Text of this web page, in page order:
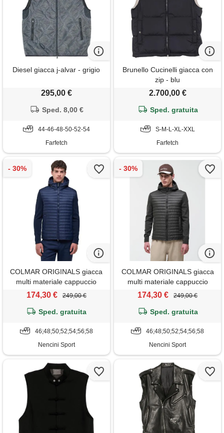
Diesel giacca j-alvar - grigio
295,00 €
Sped. 8,00 €
44-46-48-50-52-54
Farfetch
Brunello Cucinelli giacca con
zip - blu
2.700,00 €
Sped. gratuita
S-M-L-XL-XXL
Farfetch
COLMAR ORIGINALS giacca
multi materiale cappuccio
smanicato uomo
174,30 € 249,00 €
Sped. gratuita
46;48;50;52;54;56;58
Nencini Sport
COLMAR ORIGINALS giacca
multi materiale cappuccio
smanicato uomo
174,30 € 249,00 €
Sped. gratuita
46;48;50;52;54;56;58
Nencini Sport